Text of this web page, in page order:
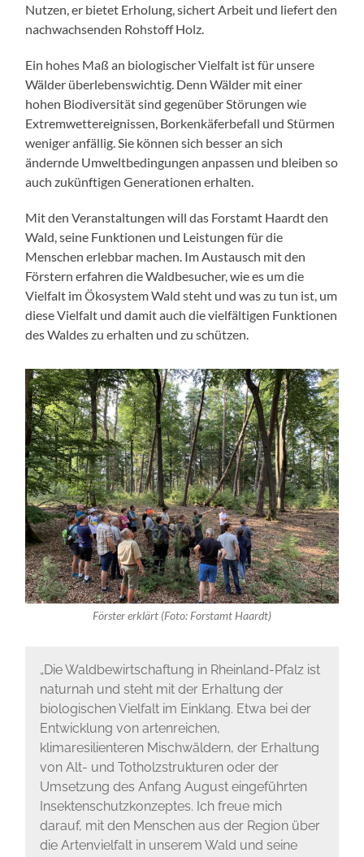
Nutzen, er bietet Erholung, sichert Arbeit und liefert den
nachwachsenden Rohstoff Holz.
Ein hohes Maß an biologischer Vielfalt ist für unsere
Wälder überlebenswichtig. Denn Wälder mit einer
hohen Biodiversität sind gegenüber Störungen wie
Extremwettereignissen, Borkenkäferbefall und Stürmen
weniger anfällig. Sie können sich besser an sich
ändernde Umweltbedingungen anpassen und bleiben so
auch zukünftigen Generationen erhalten.
Mit den Veranstaltungen will das Forstamt Haardt den
Wald, seine Funktionen und Leistungen für die
Menschen erlebbar machen. Im Austausch mit den
Förstern erfahren die Waldbesucher, wie es um die
Vielfalt im Ökosystem Wald steht und was zu tun ist, um
diese Vielfalt und damit auch die vielfältigen Funktionen
des Waldes zu erhalten und zu schützen.
Förster erklärt (Foto: Forstamt Haardt)
„Die Waldbewirtschaftung in Rheinland-Pfalz ist
naturnah und steht mit der Erhaltung der
biologischen Vielfalt im Einklang. Etwa bei der
Entwicklung von artenreichen,
klimaresilienteren Mischwäldern, der Erhaltung
von Alt- und Totholzstrukturen oder der
Umsetzung des Anfang August eingeführten
Insektenschutzkonzeptes. Ich freue mich
darauf, mit den Menschen aus der Region über
die Artenvielfalt in unserem Wald und seine